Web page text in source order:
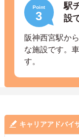
Point
3
駅
設
阪神西宮駅か
な施設です。
す。
キャリアアドバイ